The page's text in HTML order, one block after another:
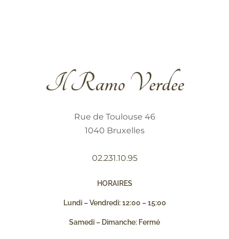
Il Ramo Verdee
Rue de Toulouse 46
1040 Bruxelles
02.231.10.95
HORAIRES
Lundi – Vendredi: 12:00 – 15:00
Samedi – Dimanche: Fermé